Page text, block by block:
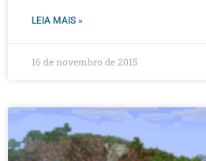
LEIA MAIS »
16 de novembro de 2015